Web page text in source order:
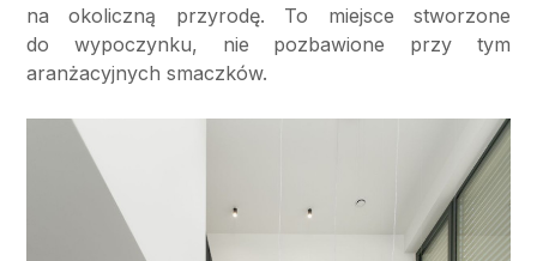
na okoliczną przyrodę. To miejsce stworzone
do wypoczynku, nie pozbawione przy tym
aranżacyjnych smaczków.